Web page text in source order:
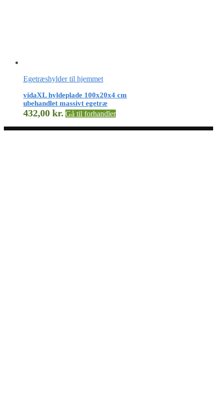
Egetræshylder til hjemmet
vidaXL hyldeplade 100x20x4 cm
ubehandlet massivt egetræ
432,00 kr. Gå til forhandler